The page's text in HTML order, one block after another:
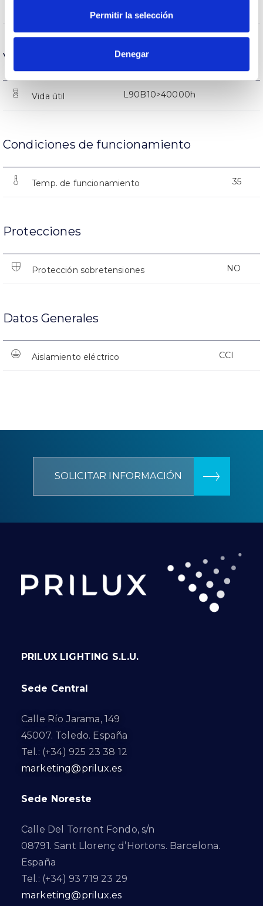
Permitir la selección
Denegar
Flujo luminoso (lm)
Vida
Vida útil L90B10>40000h
Condiciones de funcionamiento
Temp. de funcionamiento 35
Protecciones
Protección sobretensiones NO
Datos Generales
Aislamiento eléctrico CCI
SOLICITAR INFORMACIÓN
PRILUX LIGHTING S.L.U.
Sede Central
Calle Río Jarama, 149
45007. Toledo. España
Tel.: (+34) 925 23 38 12
marketing@prilux.es
Sede Noreste
Calle Del Torrent Fondo, s/n
08791. Sant Llorenç d’Hortons. Barcelona.
España
Tel.: (+34) 93 719 23 29
marketing@prilux.es